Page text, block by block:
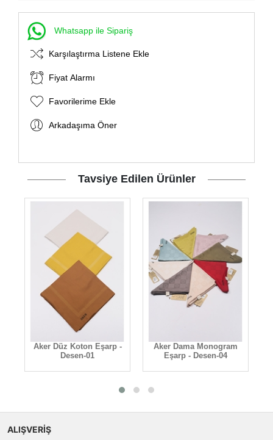
Whatsapp ile Sipariş
Karşılaştırma Listene Ekle
Fiyat Alarmı
Favorilerime Ekle
Arkadaşıma Öner
Tavsiye Edilen Ürünler
Aker Düz Koton Eşarp -
Desen-01
Aker Dama Monogram
Eşarp - Desen-04
ALIŞVERİŞ